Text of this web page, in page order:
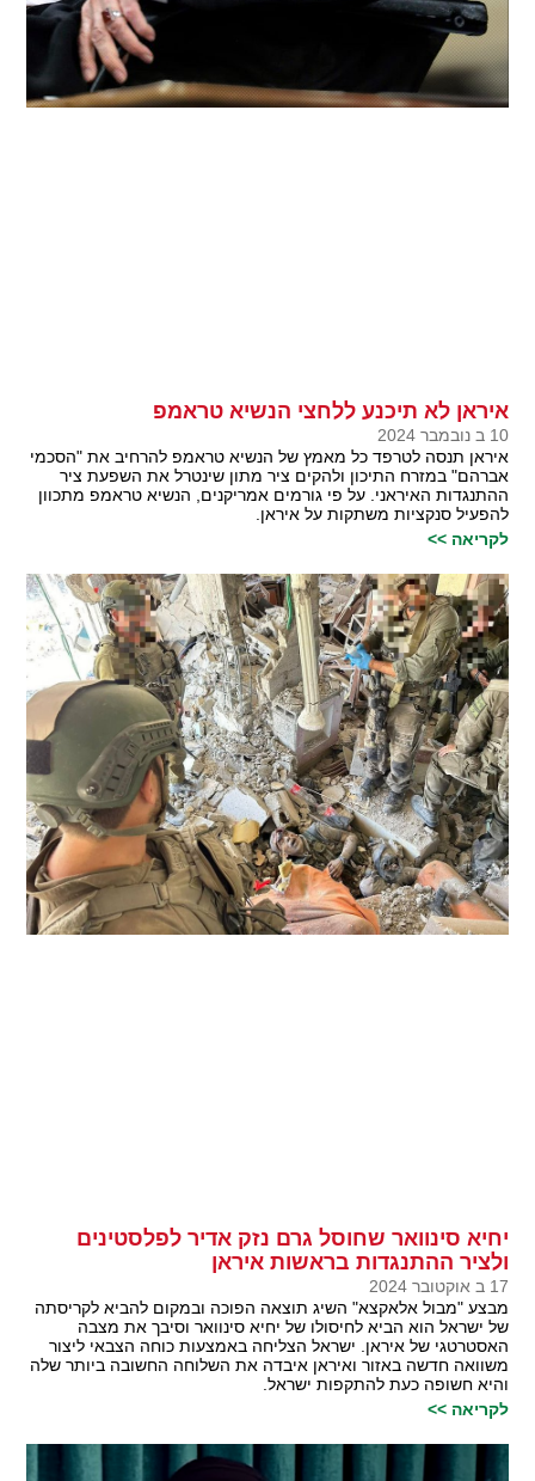
איראן לא תיכנע ללחצי הנשיא טראמפ
10 ב נובמבר 2024
איראן תנסה לטרפד כל מאמץ של הנשיא טראמפ להרחיב את "הסכמי
אברהם" במזרח התיכון ולהקים ציר מתון שינטרל את השפעת ציר
ההתנגדות האיראני. על פי גורמים אמריקנים, הנשיא טראמפ מתכוון
להפעיל סנקציות משתקות על איראן.
לקריאה >>
יחיא סינוואר שחוסל גרם נזק אדיר לפלסטינים
ולציר ההתנגדות בראשות איראן
17 ב אוקטובר 2024
מבצע "מבול אלאקצא" השיג תוצאה הפוכה ובמקום להביא לקריסתה
של ישראל הוא הביא לחיסולו של יחיא סינוואר וסיבך את מצבה
האסטרטגי של איראן. ישראל הצליחה באמצעות כוחה הצבאי ליצור
משוואה חדשה באזור ואיראן איבדה את השלוחה החשובה ביותר שלה
והיא חשופה כעת להתקפות ישראל.
לקריאה >>